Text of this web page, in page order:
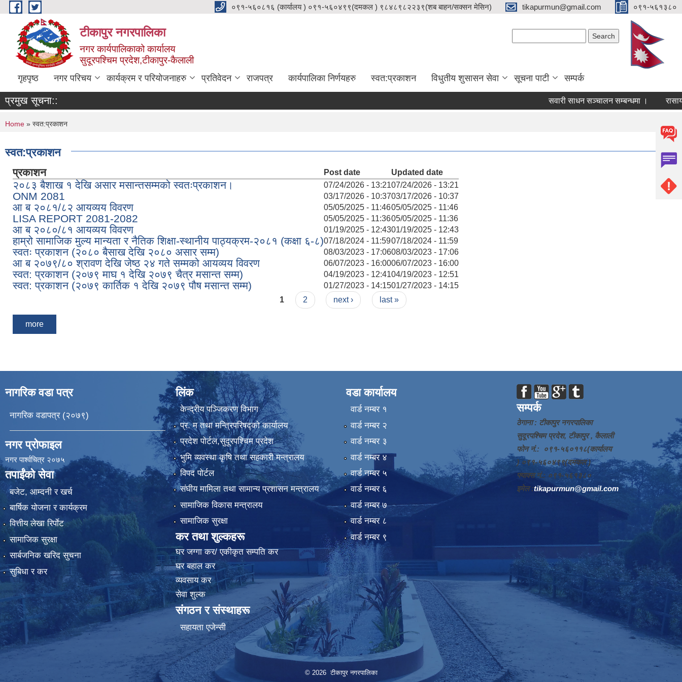
Skip to main content ०९१-५६०८१६ (कार्यालय ) ०९१-५६०४९९(दमकल ) ९८४८९८२२३९(शब बाहन/सक्सन मेसिन) tikapurmun@gmail.com ०९१-५६१३८०
टीकापुर नगरपालिका
नगर कार्यपालिकाको कार्यालय
सुदूरपश्चिम प्रदेश,टीकापुर-कैलाली
गृहपृष्ठ नगर परिचय कार्यक्रम र परियोजनाहरु प्रतिवेदन राजपत्र कार्यपालिका निर्णयहरु स्वत:प्रकाशन विधुतीय शुसासन सेवा सूचना पाटी सम्पर्क
प्रमुख सूचना:: सवारी साधन सञ्चालन सम्बन्धमा ।
You are here
Home » स्वत:प्रकाशन
स्वत:प्रकाशन
प्रकाशन Post date Updated date
२०८३ बैशाख १ देखि असार मसान्तसम्मको स्वतःप्रकाशन। 07/24/2026 - 13:2107/24/2026 - 13:21
ONM 2081 03/17/2026 - 10:3703/17/2026 - 10:37
आ ब २०८१/८२ आयव्यय विवरण 05/05/2025 - 11:4605/05/2025 - 11:46
LISA REPORT 2081-2082 05/05/2025 - 11:3605/05/2025 - 11:36
आ ब २०८०/८१ आयव्यय विवरण 01/19/2025 - 12:4301/19/2025 - 12:43
हाम्रो सामाजिक मुल्य मान्यता र नैतिक शिक्षा-स्थानीय पाठ्यक्रम-२०८१ (कक्षा ६-८)07/18/2024 - 11:5907/18/2024 - 11:59
स्वतः प्रकाशन (२०८० बैसाख देखि २०८० असार सम्म) 08/03/2023 - 17:0608/03/2023 - 17:06
आ ब २०७९/८० श्रावण देखि जेष्ठ २४ गते सम्मको आयव्यय विवरण 06/07/2023 - 16:0006/07/2023 - 16:00
स्वत: प्रकाशन (२०७९ माघ १ देखि २०७९ चैत्र मसान्त सम्म) 04/19/2023 - 12:4104/19/2023 - 12:51
स्वत: प्रकाशन (२०७९ कार्तिक १ देखि २०७९ पौष मसान्त सम्म) 01/27/2023 - 14:1501/27/2023 - 14:15
1 2 next › last »
more
नागरिक वडा पत्र
नागरिक वडापत्र (२०७९)
नगर प्रोफाइल
नगर पार्श्वचित्र २०७५
तपाईंको सेवा
बजेट, आम्दनी र खर्च
बार्षिक योजना र कार्यक्रम
वित्तीय लेखा रिर्पाेट
सामाजिक सुरक्षा
सार्बजनिक खरिद सुचना
सुबिधा र कर
लिंक
केन्द्रीय पञ्जिकरण विभाग
प्र. म तथा मन्त्रिपरिषद्को कार्यालय
प्रदेश पाेर्टल,सुदूरपश्चिम प्रदेश
भुमि व्यवस्था कृषि तथा सहकारी मन्त्रालय
विपद पोर्टल
संघीय मामिला तथा सामान्य प्रशासन मन्त्रालय
सामाजिक विकास मन्त्रालय
सामाजिक सुरक्षा
कर तथा शुल्कहरू
घर जग्गा कर/ एकीकृत सम्पति कर
घर बहाल कर
व्यवसाय कर
सेवा शुल्क
संगठन र संस्थाहरू
सहायता एजेन्सी
वडा कार्यालय
वार्ड न‌म्बर १
वार्ड न‌म्बर २
वार्ड न‌म्बर ३
वार्ड न‌म्बर ४
वार्ड न‌म्बर ५
वार्ड न‌म्बर ६
वार्ड न‌म्बर ७
वार्ड न‌म्बर ८
वार्ड न‌म्बर ९
सम्पर्क
ठेगाना : टीकापुर नगरपालिका
सुदूरपश्चिम प्रदेश, टीकापुर , कैलाली
फोन नं.: ०९१-५६०११८(कार्यालय
) ०९१-५६०४९९(दमकल )
फ्याक्स नं.: ०९१-५६१३८०
इमेल :tikapurmun@gmail.com
© 2026 टीकापुर नगरपालिका